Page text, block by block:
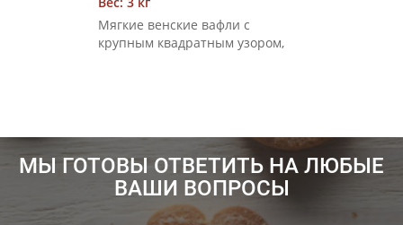
Мягкие венские вафли с
крупным квадратным узором,
МЫ ГОТОВЫ ОТВЕТИТЬ НА ЛЮБЫЕ
ВАШИ ВОПРОСЫ